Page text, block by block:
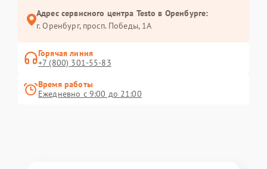
Адрес сервисного центра Testo в Оренбурге:
г. Оренбург, просп. Победы, 1А
Горячая линия
+7 (800) 301-55-83
Время работы
Ежедневно с 9:00 до 21:00